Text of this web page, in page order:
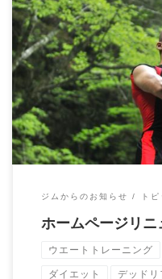
ホームページをリニューア
ースやリリースしたサービ
ジムからのお知らせ トピ
ホームページリニ
ウエートトレーニング
ダイエット デッドリ